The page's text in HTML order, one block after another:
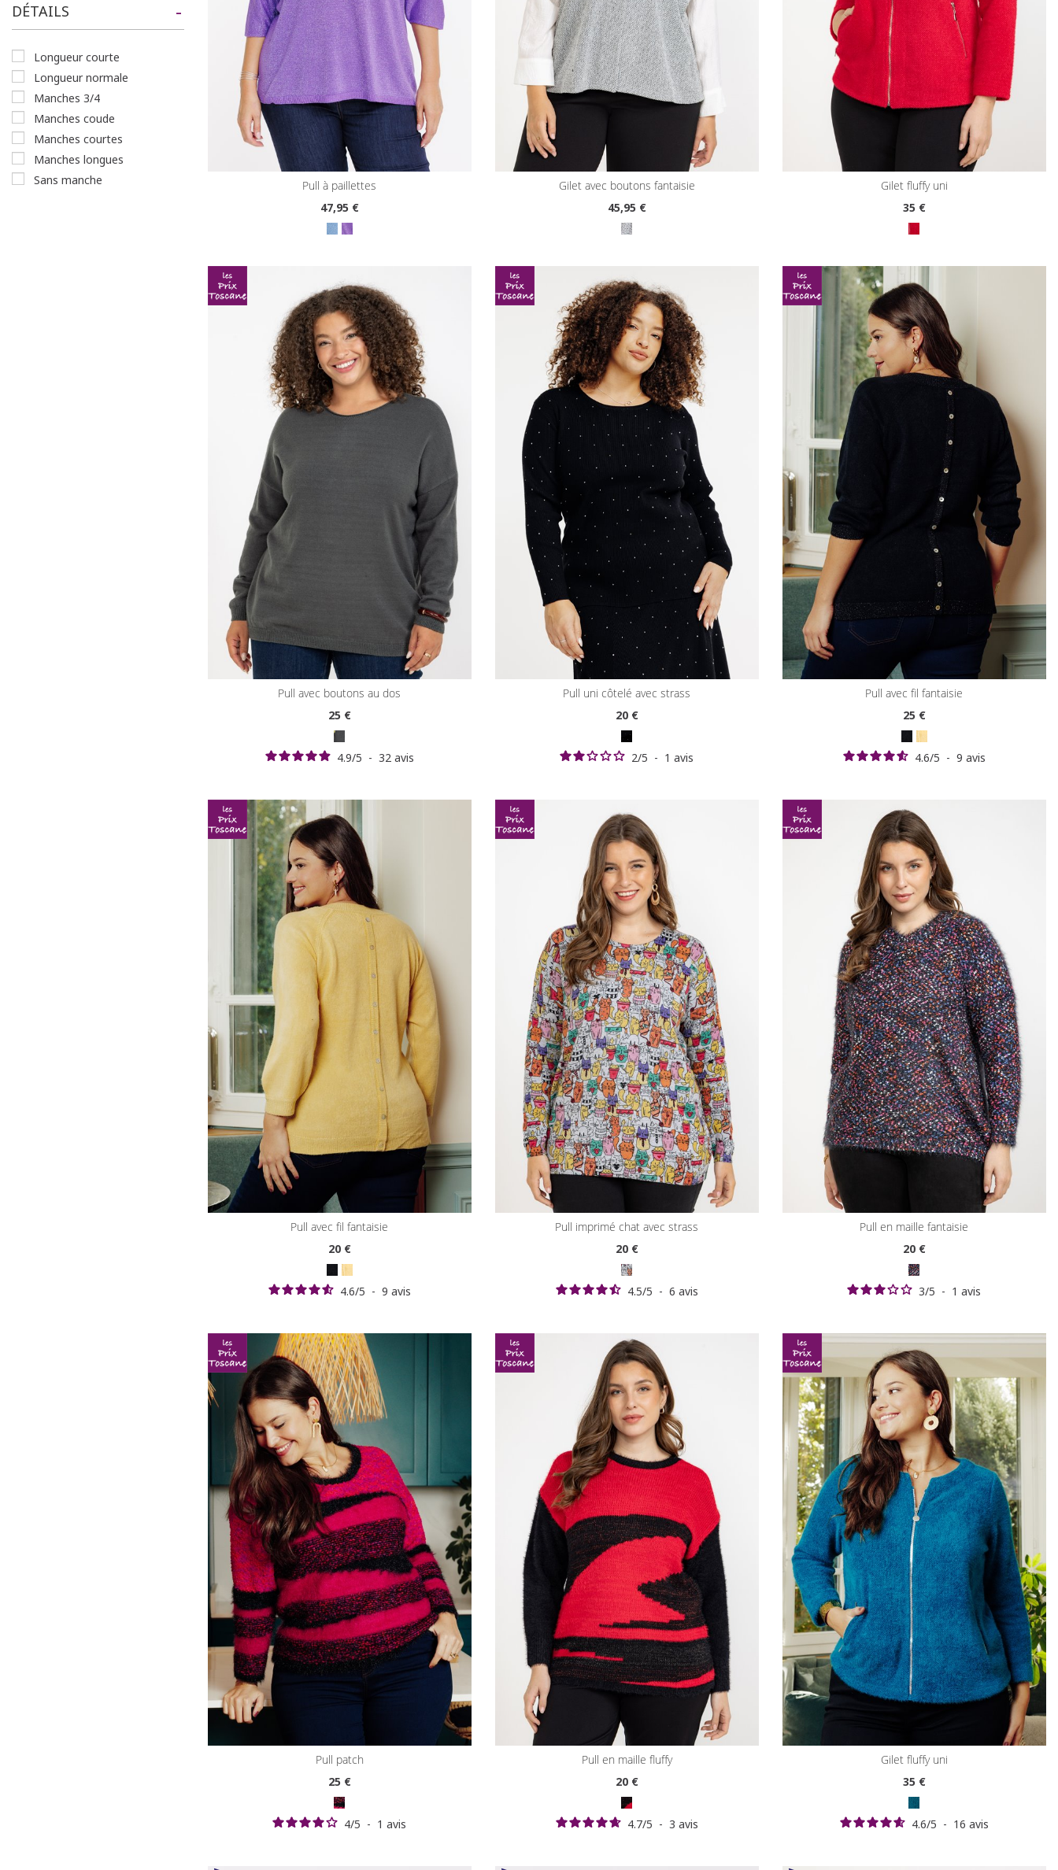
Axeptio consent
DÉTAILS
longueur courte
longueur normale
manches 3/4
manches coude
manches courtes
manches longues
sans manche
pull à paillettes
47,95 €
gilet avec boutons fantaisie
45,95 €
gilet fluffy uni
35€
pull avec boutons au dos
25€
4.9/5 - 32 avis
pull uni côtelé avec strass
20€
2/5 - 1avis
pull avec fil fantaisie
25€
4.6/5 - 9 avis
pull avec fil fantaisie
20€
4.6/5 - 9 avis
pull imprimé chat avec strass
20€
4.5/5 - 6 avis
pull en maille fantaisie
20€
3/5 - 1avis
pull patch
25€
4/5 - 1avis
pull en maille fluffy
20€
4.7/5 - 3 avis
gilet fluffy uni
35€
4.6/5 - 16 avis